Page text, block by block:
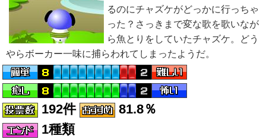
るのにチャズケがどっかに行っちゃ
った？さっきまで変な歌を歌いなが
ら魚とりをしていたチャズケ。どう
やらボーカー一味に捕らわれてしまったようだ。
192件
81.8％
1種類